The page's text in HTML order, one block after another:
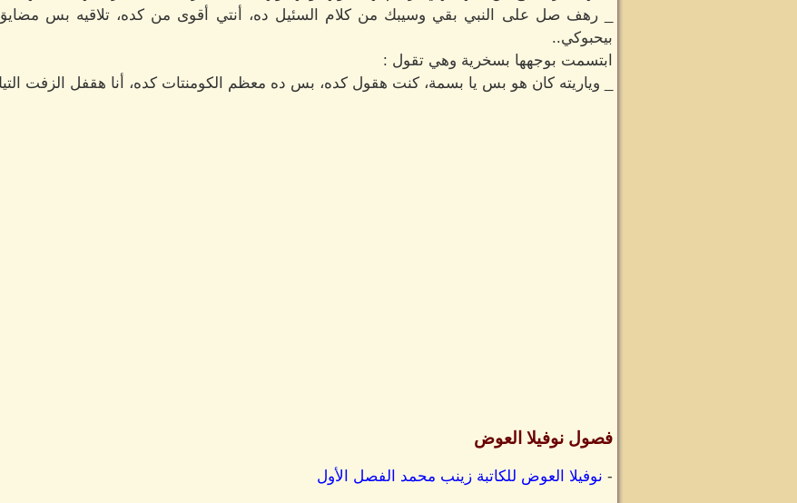
_ رهف صل على النبي بقي وسيبك من كلام السئيل ده، أنتي أقوى من كده، تلاقيه بس
بيحبوكي..
ابتسمت بوجهها بسخرية وهي تقول :
_ وياريته كان هو بس يا بسمة، كنت هقول كده، بس ده معظم الكومنتات كده، أنا هقفل الزفت
فصول نوفيلا العوض
- نوفيلا العوض للكاتبة زينب محمد الفصل الأول